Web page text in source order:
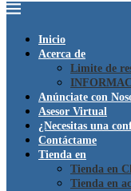
Inicio
Acerca de
Limite de
Anúnciate con
Asesor Virtual
¿Necesitas una
Contáctame
Tienda en
Tienda en
Tienda en